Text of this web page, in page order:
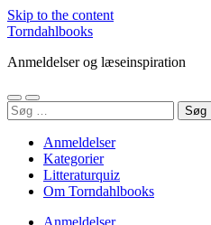
Skip to the content
Torndahlbooks
Anmeldelser og læseinspiration
Toggle
mobile
Toggle
search
Søg
efter:
Anmeldelser
Kategorier
Litteraturquiz
Om Torndahlbooks
Anmeldelser